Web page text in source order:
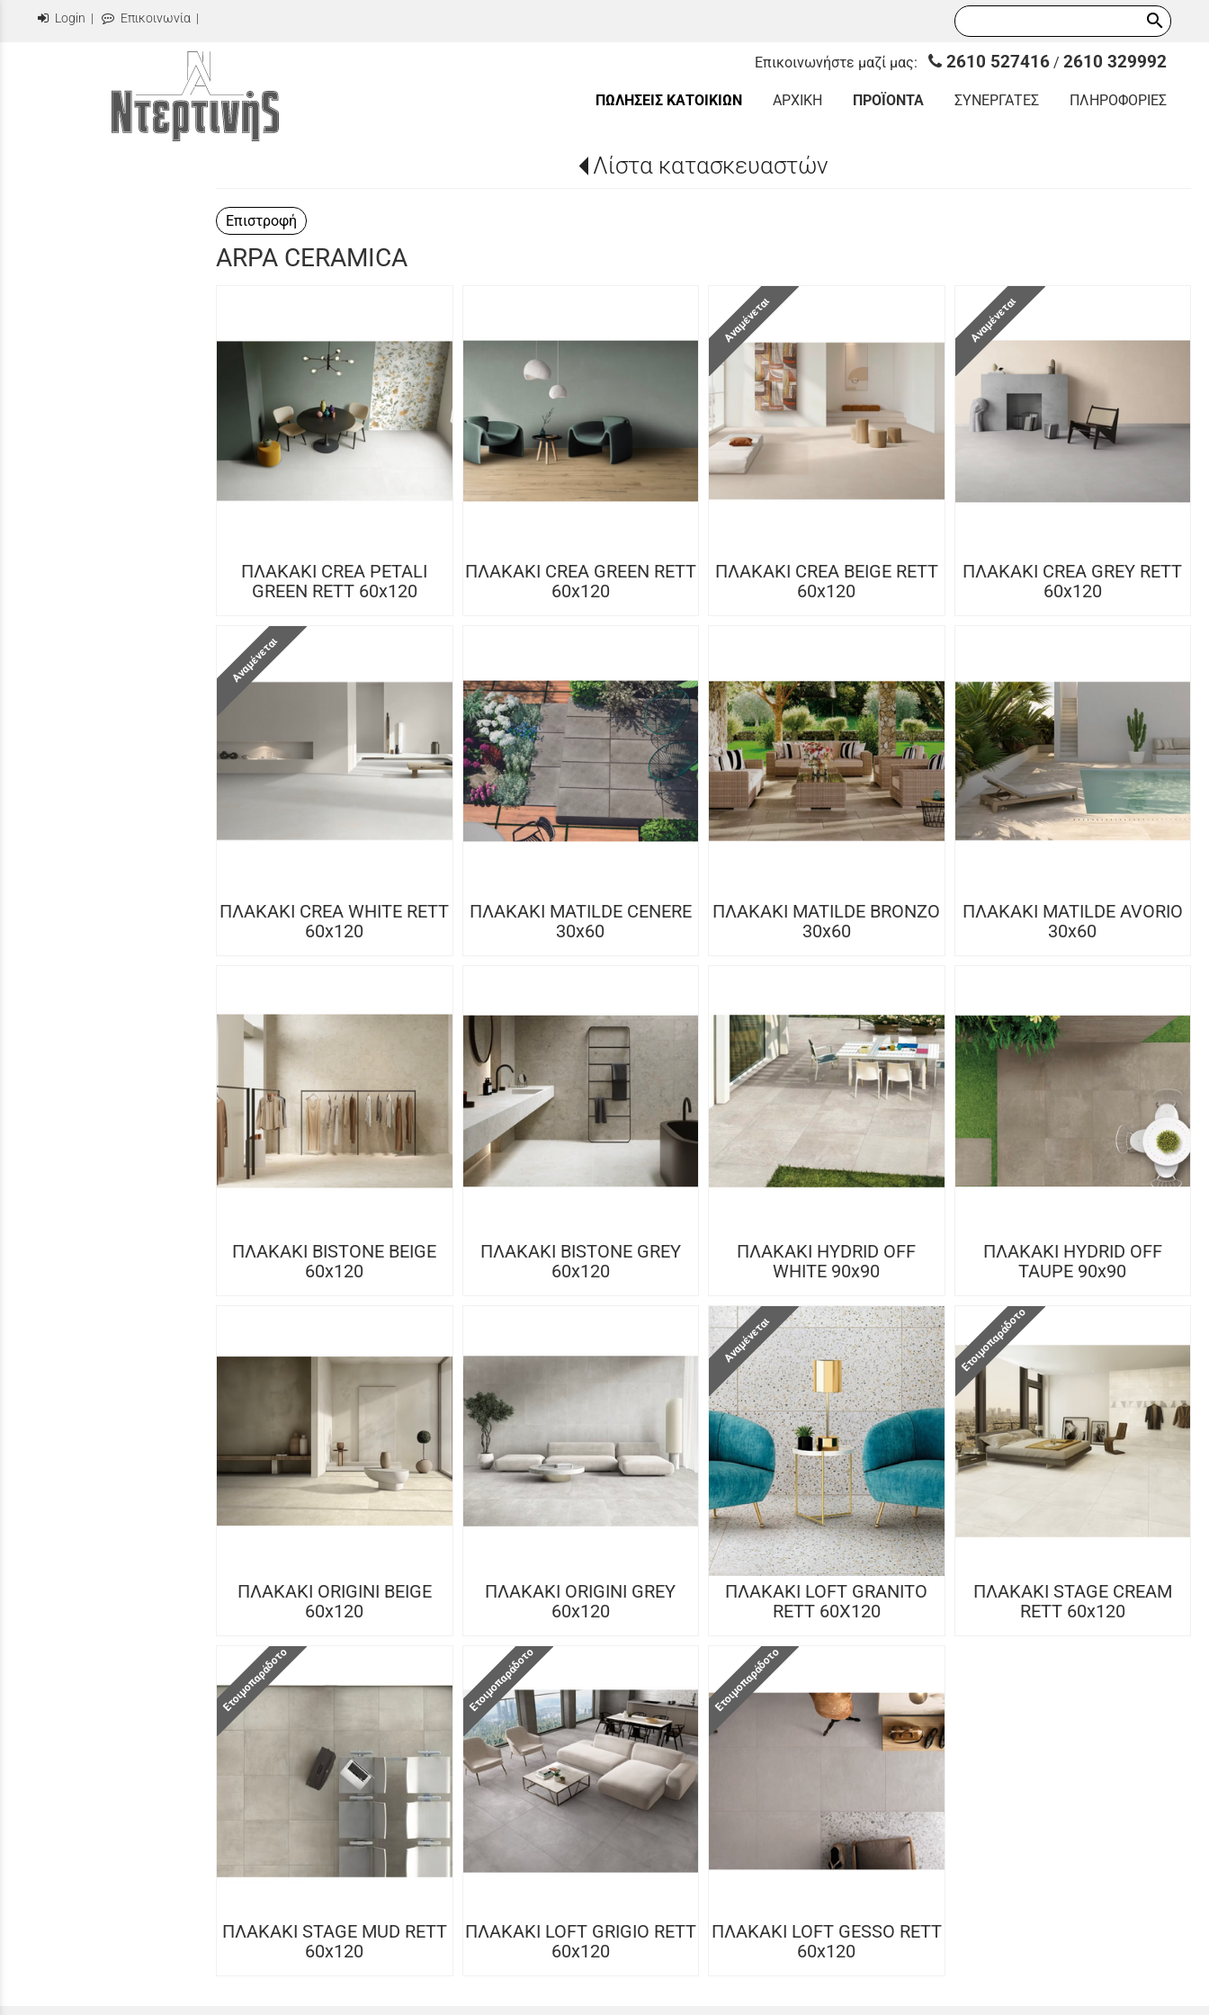
Login | Επικοινωνία | search
Επικοινωνήστε μαζί μας: 2610 527416 / 2610 329992
ΠΩΛΗΣΕΙΣ ΚΑΤΟΙΚΙΩΝ ΑΡΧΙΚΗ ΠΡΟΪΟΝΤΑ ΣΥΝΕΡΓΑΤΕΣ ΠΛΗΡΟΦΟΡΙΕΣ
Λίστα κατασκευαστών
Επιστροφή
ARPA CERAMICA
ΠΛΑΚΑΚΙ CREA PETALI
GREEN RETT 60x120
ΠΛΑΚΑΚΙ CREA GREEN RETT
60x120
Αναμένεται
ΠΛΑΚΑΚΙ CREA BEIGE RETT
60x120
Αναμένεται
ΠΛΑΚΑΚΙ CREA GREY RETT
60x120
Αναμένεται
ΠΛΑΚΑΚΙ CREA WHITE RETT
60x120
ΠΛΑΚΑΚΙ MATILDE CENERE
30x60
ΠΛΑΚΑΚΙ MATILDE BRONZO
30x60
ΠΛΑΚΑΚΙ MATILDE AVORIO
30x60
ΠΛΑΚΑΚΙ BISTONE BEIGE
60x120
ΠΛΑΚΑΚΙ BISTONE GREY
60x120
ΠΛΑΚΑΚΙ HYDRID OFF
WHITE 90x90
ΠΛΑΚΑΚΙ HYDRID OFF
TAUPE 90x90
ΠΛΑΚΑΚΙ ORIGINI BEIGE
60x120
ΠΛΑΚΑΚΙ ORIGINI GREY
60x120
Αναμένεται
ΠΛΑΚΑΚΙ LOFT GRANITO
RETT 60X120
Ετοιμοπαράδοτο
ΠΛΑΚΑΚΙ STAGE CREAM
RETT 60x120
Ετοιμοπαράδοτο
ΠΛΑΚΑΚΙ STAGE MUD RETT
60x120
Ετοιμοπαράδοτο
ΠΛΑΚΑΚΙ LOFT GRIGIO RETT
60x120
Ετοιμοπαράδοτο
ΠΛΑΚΑΚΙ LOFT GESSO RETT
60x120